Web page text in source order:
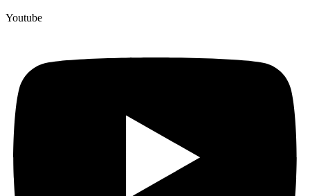
Youtube